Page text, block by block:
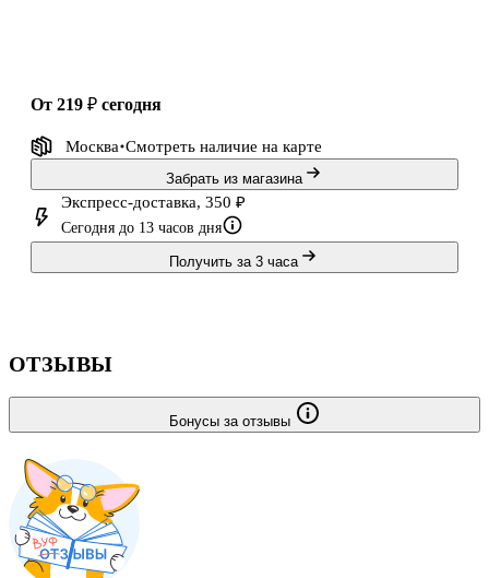
от 219 ₽ сегодня
Москва Смотреть наличие на карте
Забрать из магазина
Экспресс-доставка, 350 ₽
Сегодня до 13 часов дня
Получить за 3 часа
ОТЗЫВЫ
Бонусы за отзывы